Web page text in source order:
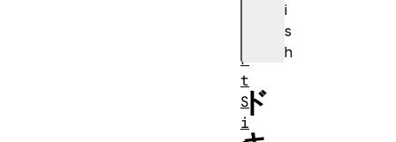
i
s
h
ド
r
t
S
i